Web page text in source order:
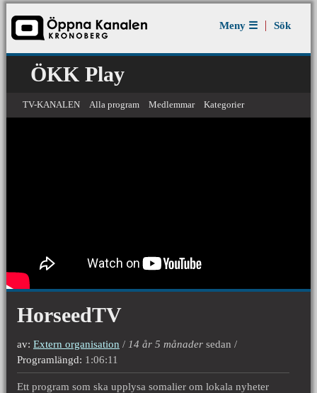
Meny ☰
Sök
ÖKK Play
TV-KANALEN Alla program Medlemmar Kategorier
HorseedTV
av: Extern organisation 14 år 5 månadersedan
Programlängd: 1:06:11
Ett program som ska upplysa somalier om lokala nyheter